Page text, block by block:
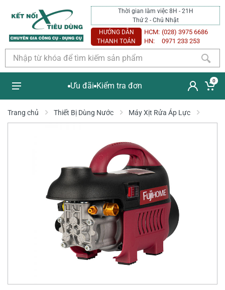
Thời gian làm việc 8H - 21H
Thứ 2 - Chủ Nhật
HƯỚNG DẪN
THANH TOÁN
HCM: (028) 3975 6686
HN:
0971 233 253
Ưu đãi Kiểm tra đơn
0
Trang chủ Thiết Bị Dùng Nước Máy Xịt Rửa Áp Lực